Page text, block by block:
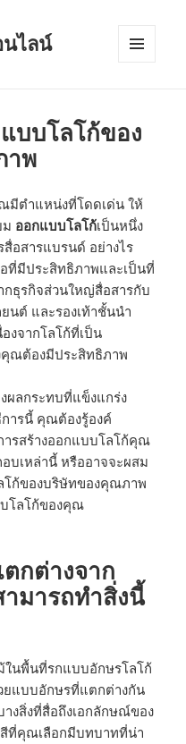
ไลน์
บบโลโก้ของ
าพ
มีตำแหน่งที่โดดเด่น ให้
ม ออกแบบโลโก้เป็นหนึ่ง
อสารแบรนด์ อย่างไร
ที่มีประสิทธิภาพและเป็นที่
กธุรกิจส่วนใหญ่สื่อสารกับ
นต์ และรองเท้าชั้นนำ
งจากโลโก้ที่เป็น
ณต้องมีประสิทธิภาพ
ผลกระทบที่แข็งแกร่ง
การนี้ คุณต้องรู้องค์
รสร้างออกแบบโลโก้คุณ
บเหล่านี้ หรืออาจจะผสม
โก้ของบริษัทของคุณภาพ
โลโก้ของคุณ
กต่างจาก
มารถทำสิ่งนี้
ในพื้นที่รกแบบอักษรโลโก้
ยแบบอักษรที่แตกต่างกัน
งสิ่งที่สื่อถึงเอกลักษณ์ของ
ที่คุณเลือกมีบทบาทที่น่า